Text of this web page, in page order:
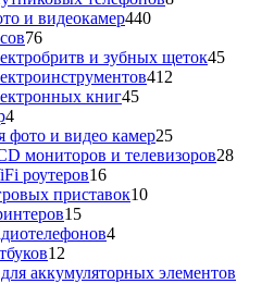
и видеокамер440440
7676
товарови зубных щеток4545
412
книг4545
44
товара
фото и видео камер2525
товаров
мониторов и телевизоров2828
роутеров1616
товаров
приставок1010
1515
товаров
44
12
товаров
аккумуляторных элементов